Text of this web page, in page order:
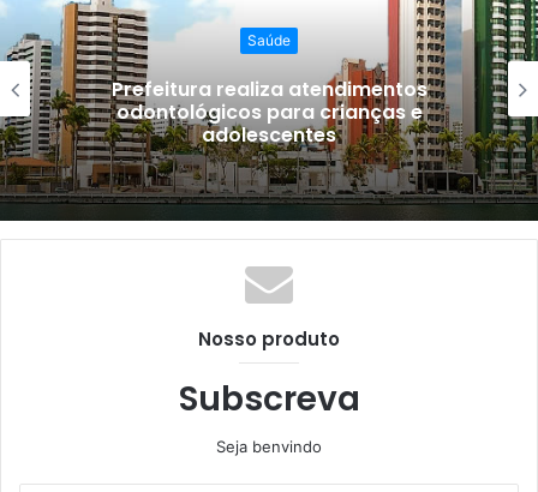
Saúde
Prefeitura realiza atendimentos
odontológicos para crianças e
adolescentes
Nosso produto
Subscreva
Seja benvindo